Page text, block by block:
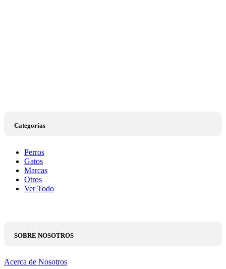
Categorías
Perros
Gatos
Marcas
Otros
Ver Todo
SOBRE NOSOTROS
Acerca de Nosotros